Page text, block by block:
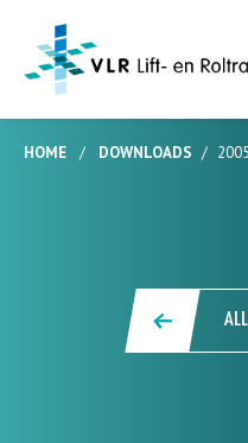
HOME / DOWNLOADS /